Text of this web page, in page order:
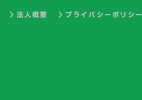
法人概要 プライバシーポリシー